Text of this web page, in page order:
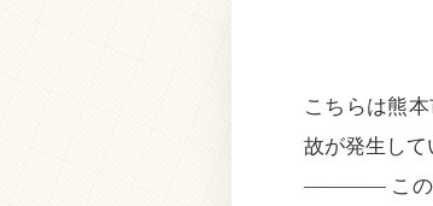
こちらは熊
故が発生して
———— このメ